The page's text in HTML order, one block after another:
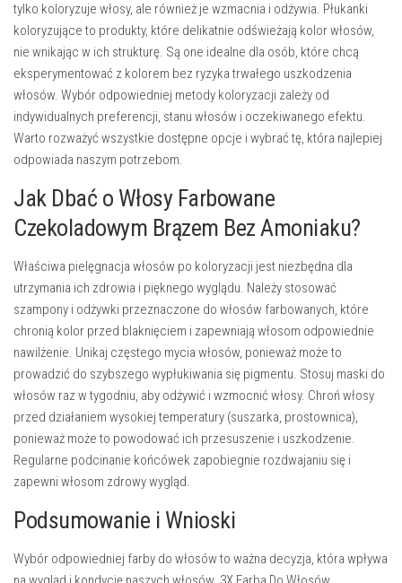
tylko koloryzuje włosy, ale również je wzmacnia i odżywia. Płukanki
koloryzujące to produkty, które delikatnie odświeżają kolor włosów,
nie wnikając w ich strukturę. Są one idealne dla osób, które chcą
eksperymentować z kolorem bez ryzyka trwałego uszkodzenia
włosów. Wybór odpowiedniej metody koloryzacji zależy od
indywidualnych preferencji, stanu włosów i oczekiwanego efektu.
Warto rozważyć wszystkie dostępne opcje i wybrać tę, która najlepiej
odpowiada naszym potrzebom.
Jak Dbać o Włosy Farbowane
Czekoladowym Brązem Bez Amoniaku?
Właściwa pielęgnacja włosów po koloryzacji jest niezbędna dla
utrzymania ich zdrowia i pięknego wyglądu. Należy stosować
szampony i odżywki przeznaczone do włosów farbowanych, które
chronią kolor przed blaknięciem i zapewniają włosom odpowiednie
nawilżenie. Unikaj częstego mycia włosów, ponieważ może to
prowadzić do szybszego wypłukiwania się pigmentu. Stosuj maski do
włosów raz w tygodniu, aby odżywić i wzmocnić włosy. Chroń włosy
przed działaniem wysokiej temperatury (suszarka, prostownica),
ponieważ może to powodować ich przesuszenie i uszkodzenie.
Regularne podcinanie końcówek zapobiegnie rozdwajaniu się i
zapewni włosom zdrowy wygląd.
Podsumowanie i Wnioski
Wybór odpowiedniej farby do włosów to ważna decyzja, która wpływa